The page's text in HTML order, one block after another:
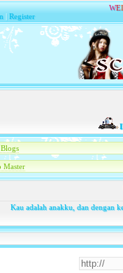
WE
|Register
Master
Kau adalah anakku, dan dengan